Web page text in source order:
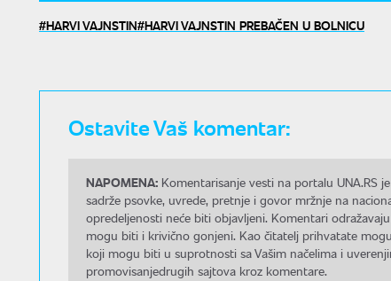
HARVI VAJNSTIN HARVI VAJNSTIN PREBAČEN U BOLNICU
Ostavite Vaš komentar:
NAPOMENA: Komentarisanje vesti na portalu UNA.RS
sadrže psovke, uvrede, pretnje i govor mržnje na
opredeljenosti neće biti objavljeni. Komentari
mogu biti i krivično gonjeni. Kao čitatelj prihvatate
koji mogu biti u suprotnosti sa Vašim načelima i
promovisanjedrugih sajtova kroz komentare.